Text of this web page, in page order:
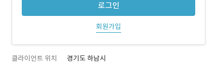
로그인
회원가입
클라이언트 위치 경기도 하남시